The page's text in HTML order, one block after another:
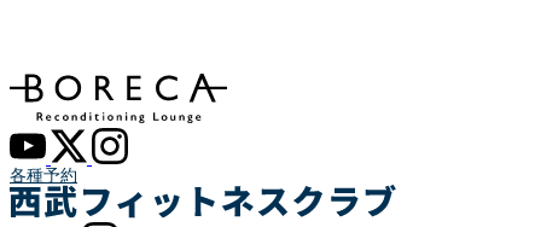
各種予約